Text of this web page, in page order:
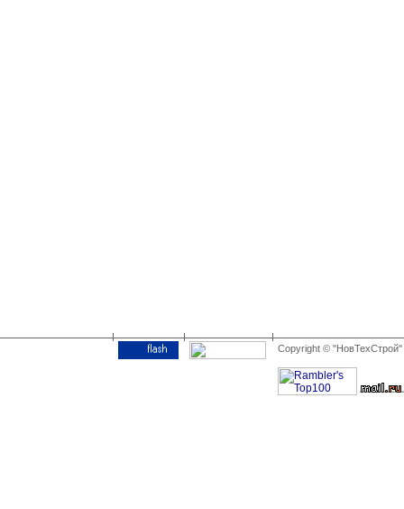
Copyright ©